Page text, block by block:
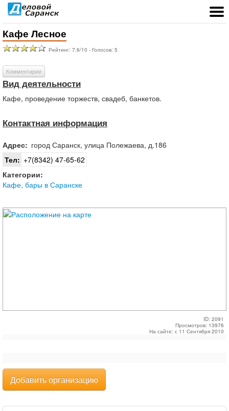
Кафе Лесное
Рейтинг: 7.6/10 - Голосов: 5
Комментарии
Вид деятельности
Кафе, проведение торжеств, свадеб, банкетов.
Контактная информация
Адрес: город Саранск, улица Полежаева, д.186
Тел: +7(8342) 47-65-62
Категории:
Кафе, бары в Саранске
ID: 2091
Просмотров: 13976
На сайте: с 11 Сентября 2010
Добавить организацию